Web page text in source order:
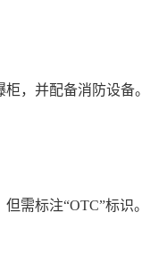
，并配备消防设备。
标注“OTC”标识。